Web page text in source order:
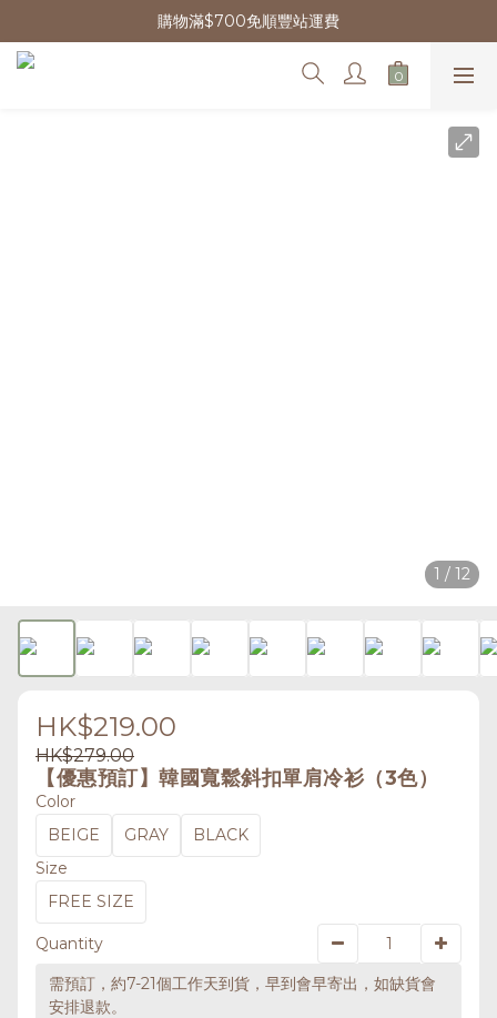
購物滿$700免順豐站運費
1 / 12
HK$219.00
HK$279.00
【優惠預訂】韓國寬鬆斜扣單肩冷衫（3色）
Color
BEIGE
GRAY
BLACK
Size
FREE SIZE
Quantity
需預訂，約7-21個工作天到貨，早到會早寄出，如缺貨會
安排退款。